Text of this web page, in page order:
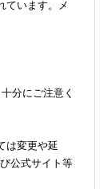
ています。メ
分にご注意く
は変更や延
公式サイト等